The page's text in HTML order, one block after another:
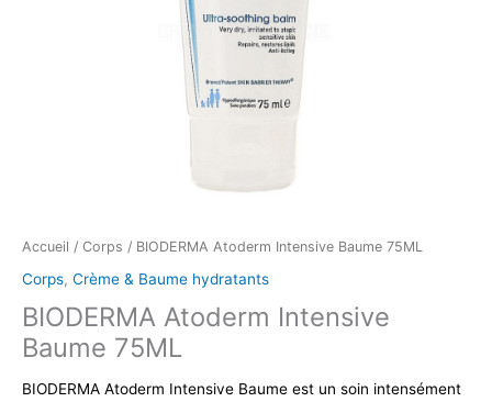
Accueil / Corps / BIODERMA Atoderm Intensive Baume 75ML
Corps, Crème & Baume hydratants
BIODERMA Atoderm Intensive
Baume 75ML
BIODERMA Atoderm Intensive Baume est un soin intensément